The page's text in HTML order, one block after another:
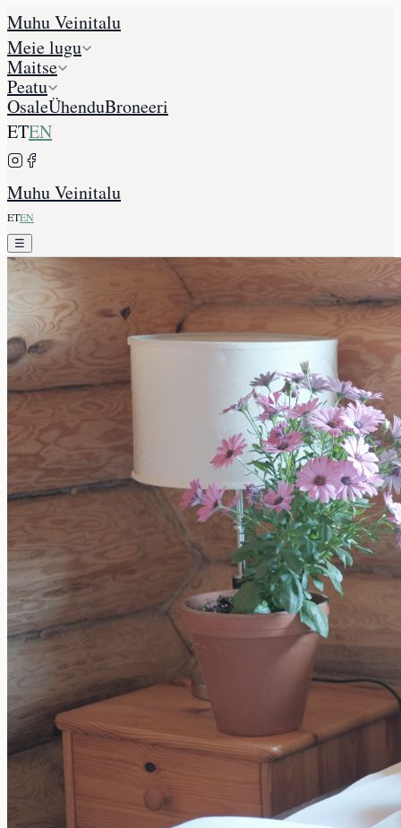
Muhu Veinitalu
Meie lugu
Maitse
Peatu
OsaleÜhenduBroneeri
ETEN
Muhu Veinitalu
ETEN
☰